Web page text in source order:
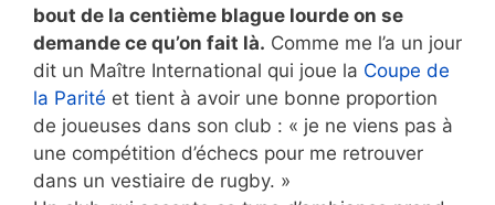
bout de la centième blague lourde on se
demande ce qu’on fait là. Comme me l’a un jour
dit un Maître International qui joue la Coupe de
la Parité et tient à avoir une bonne proportion
de joueuses dans son club : « je ne viens pas à
une compétition d’échecs pour me retrouver
dans un vestiaire de rugby. »